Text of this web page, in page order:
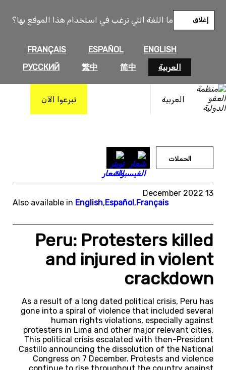
ما اللغة التي ترغب في استخدام هذا الموقع بها؟
ENGLISH
ESPAÑOL
FRANÇAIS
العربية
简中
繁中
РУССКИЙ
إغلاق
العربية تبرعوا الآن
المحتوى
الحملات
13 December 2022
Also available in English,Español,Français
Peru: Protesters killed
and injured in violent
crackdown
As a result of a long dated political crisis, Peru has
gone into a spiral of violence that included several
human rights violations, especially against
protesters in Lima and other major relevant cities.
This political crisis escalated with then-President
Castillo announcing the dissolution of the National
Congress on 7 December. Protests and violence